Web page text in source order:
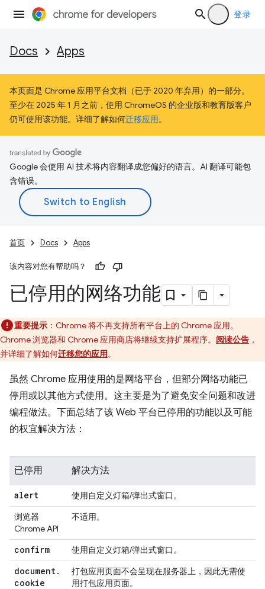
登录
Docs Apps
本页面是 Chrome 应用平台文档（已于 2020 年弃用）的一部分。
至少在 2025 年 1 月之前，使用 ChromeOS 的企业版和教育版客户
仍可使用该功能。详细了解如何迁移应用。
Google 会使用 AI 技术将内容翻译成您偏好的语言。AI 翻译可能包
含错误。
首页 Docs Apps
该内容对您有帮助吗？
已停用的网络功能
重要提示 ：Chrome 将不再支持所有平台上的 Chrome 应用。
Chrome 浏览器和 Chrome 应用商店将继续支持扩展程序。 阅读公告 ，
并详细了解如何迁移您的应用。
虽然 Chrome 应用使用的是网络平台，但部分网络功能已
停用或以其他方式使用。这主要是为了避免安全问题和改进
编程做法。下面总结了该 Web 平台已停用的功能以及可能
的权宜解决方法：
已停用 解决方法
alert
使用自定义灯箱/弹出式窗口。
浏览器
Chrome API
不适用。
confirm 使用自定义灯箱/弹出式窗口。
document.
cookie
打包应用页面不会呈现在服务器上，因此无需使
用打包应用页面。